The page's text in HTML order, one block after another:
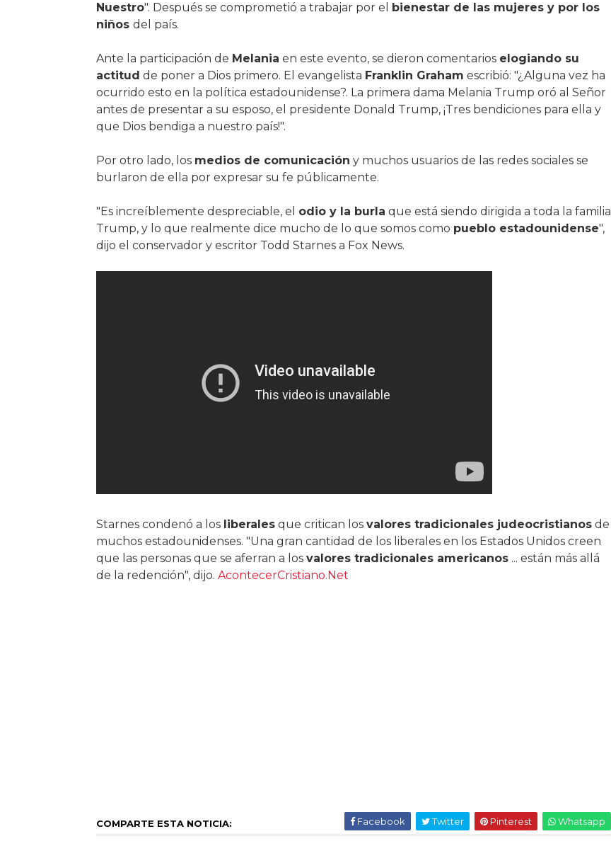
Nuestro". Después se comprometió a trabajar por el bienestar de las mujeres y por los
niños del país.
Ante la participación de Melania en este evento, se dieron comentarios elogiando su
actitud de poner a Dios primero. El evangelista Franklin Graham escribió: "¿Alguna vez ha
ocurrido esto en la política estadounidense?. La primera dama Melania Trump oró al Señor
antes de presentar a su esposo, el presidente Donald Trump, ¡Tres bendiciones para ella y
que Dios bendiga a nuestro país!".
Por otro lado, los medios de comunicación y muchos usuarios de las redes sociales se
burlaron de ella por expresar su fe públicamente.
"Es increíblemente despreciable, el odio y la burla que está siendo dirigida a toda la familia
Trump, y lo que realmente dice mucho de lo que somos como pueblo estadounidense",
dijo el conservador y escritor Todd Starnes a Fox News.
Starnes condenó a los liberalesque critican los valores tradicionales judeocristianosde
muchos estadounidenses. "Una gran cantidad de los liberales en los Estados Unidos creen
que las personas que se aferran a los valores tradicionales americanos... están más allá
de la redención", dijo. AcontecerCristiano.Net
COMPARTE ESTA NOTICIA: Facebook Twitter Pinterest Whatsapp